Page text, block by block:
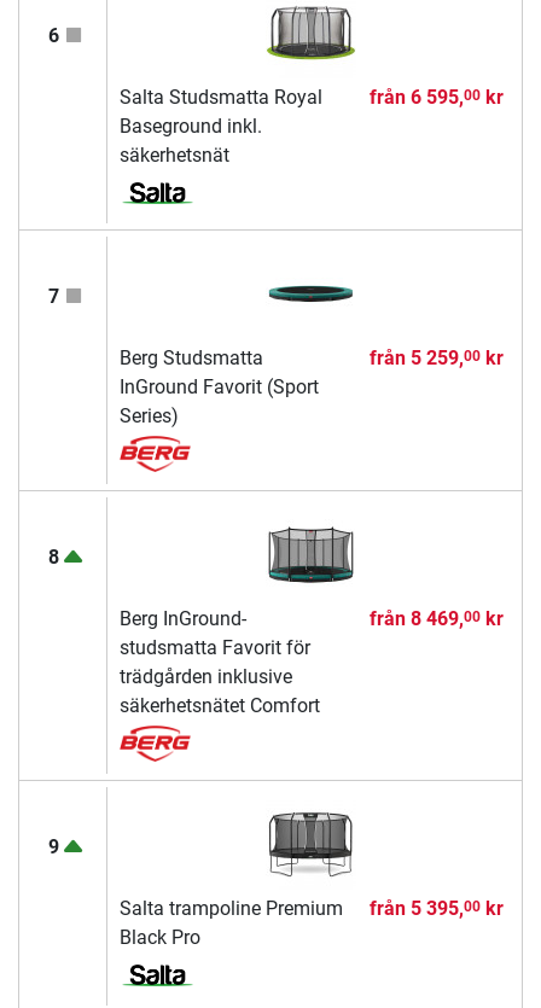
6
Salta Studsmatta Royal
Baseground inkl.
säkerhetsnät
från 6 595,00kr
7
Berg Studsmatta
InGround Favorit (Sport
Series)
från 5 259,00kr
8
Berg InGround-
studsmatta Favorit för
trädgården inklusive
säkerhetsnätet Comfort
från 8 469,00kr
9
Salta trampoline Premium
Black Pro
från 5 395,00kr